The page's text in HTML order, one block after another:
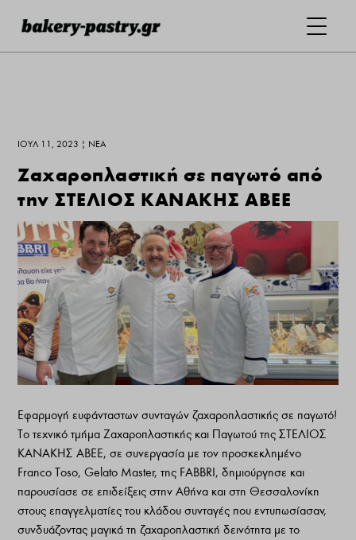
ΙΟΎΛ 11, 2023 | ΝΕΑ
Ζαχαροπλαστική σε παγωτό από
την ΣΤΕΛΙΟΣ ΚΑΝΑΚΗΣ ΑΒΕΕ
Εφαρμογή ευφάνταστων συνταγών ζαχαροπλαστικής σε παγωτό!
Το τεχνικό τμήμα Ζαχαροπλαστικής και Παγωτού της ΣΤΕΛΙΟΣ
ΚΑΝΑΚΗΣ ΑΒΕΕ, σε συνεργασία με τον προσκεκλημένο
Franco Toso, Gelato Master, της FABBRI, δημιούργησε και
παρουσίασε σε επιδείξεις στην Αθήνα και στη Θεσσαλονίκη
στους επαγγελματίες του κλάδου συνταγές που εντυπωσίασαν,
συνδυάζοντας μαγικά τη ζαχαροπλαστική δεινότητα με το